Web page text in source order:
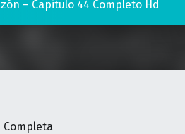
– Capitulo 44 Completo Hd
Completa